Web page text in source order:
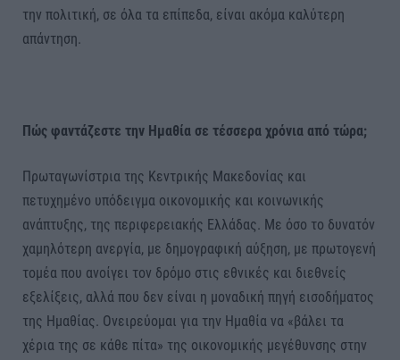
την πολιτική, σε όλα τα επίπεδα, είναι ακόμα καλύτερη
απάντηση.
Πώς φαντάζεστε την Ημαθία σε τέσσερα χρόνια από τώρα;
Πρωταγωνίστρια της Κεντρικής Μακεδονίας και
πετυχημένο υπόδειγμα οικονομικής και κοινωνικής
ανάπτυξης, της περιφερειακής Ελλάδας. Με όσο το δυνατόν
χαμηλότερη ανεργία, με δημογραφική αύξηση, με πρωτογενή
τομέα που ανοίγει τον δρόμο στις εθνικές και διεθνείς
εξελίξεις, αλλά που δεν είναι η μοναδική πηγή εισοδήματος
της Ημαθίας. Ονειρεύομαι για την Ημαθία να «βάλει τα
χέρια της σε κάθε πίτα» της οικονομικής μεγέθυνσης στην